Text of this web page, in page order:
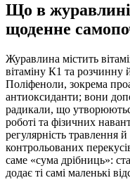
Що в журавлині
щоденне
Журавлина містить
вітаміну К1 та розчинну
Поліфеноли, зокрема
антиоксиданти; вони
радикали, що
роботі та фізичних
регулярність травлення
контрольованих
саме «сума дрібниць»:
додає ті самі маленькі